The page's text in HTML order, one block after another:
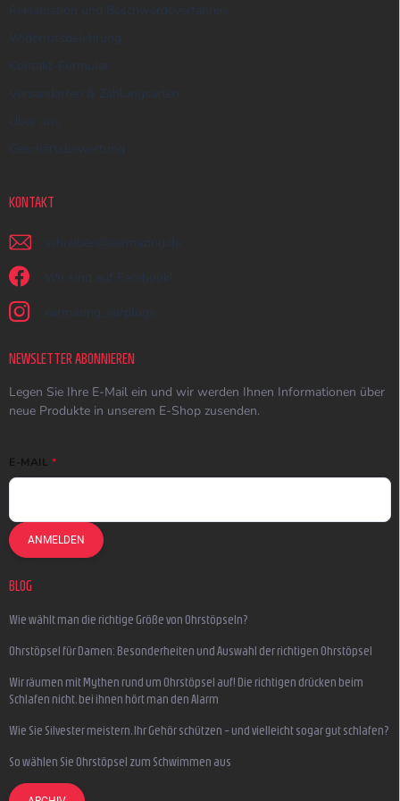
Reklamation und Beschwerdeverfahren
Widerrufsbelehrung
Kontakt-Formular
Versandarten & Zahlungsarten
Über uns
Geschäftsbewertung
KONTAKT
schreiben @ earmazing.de
Wir sind auf Facebook!
earmazing_earplugs
NEWSLETTER ABONNIEREN
Legen Sie Ihre E-Mail ein und wir werden Ihnen Informationen über
neue Produkte in unserem E-Shop zusenden.
E-MAIL
ANMELDEN
BLOG
Wie wählt man die richtige Größe von Ohrstöpseln?
Ohrstöpsel für Damen: Besonderheiten und Auswahl der richtigen Ohrstöpsel
Wir räumen mit Mythen rund um Ohrstöpsel auf! Die richtigen drücken beim
Schlafen nicht, bei ihnen hört man den Alarm
Wie Sie Silvester meistern, Ihr Gehör schützen – und vielleicht sogar gut schlafen?
So wählen Sie Ohrstöpsel zum Schwimmen aus